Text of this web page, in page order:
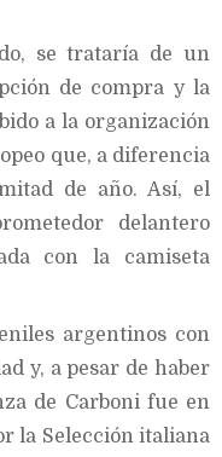
se trataría de un
de compra y la
a la organización
que, a diferencia
de año. Así, el
delantero
con la camiseta
argentinos con
y, a pesar de haber
de Carboni fue en
la Selección italiana